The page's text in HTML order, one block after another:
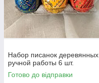
Набор писанок деревянных
ручной работы 6 шт.
Готово до відправки